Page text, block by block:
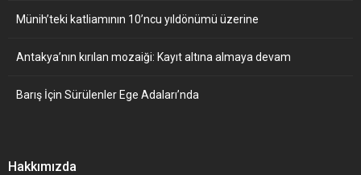
Münih’teki katliamının 10’ncu yıldönümü üzerine
Antakya’nın kırılan mozaiği: Kayıt altına almaya devam
Barış İçin Sürülenler Ege Adaları’nda
Hakkımızda